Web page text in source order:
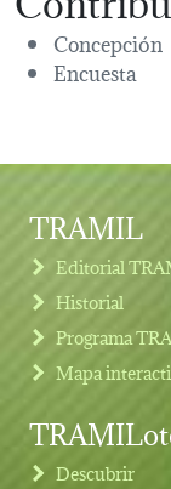
Concepción
Encuesta
TRAMIL
Editorial
Historial
Programa
Mapa
Descubrir